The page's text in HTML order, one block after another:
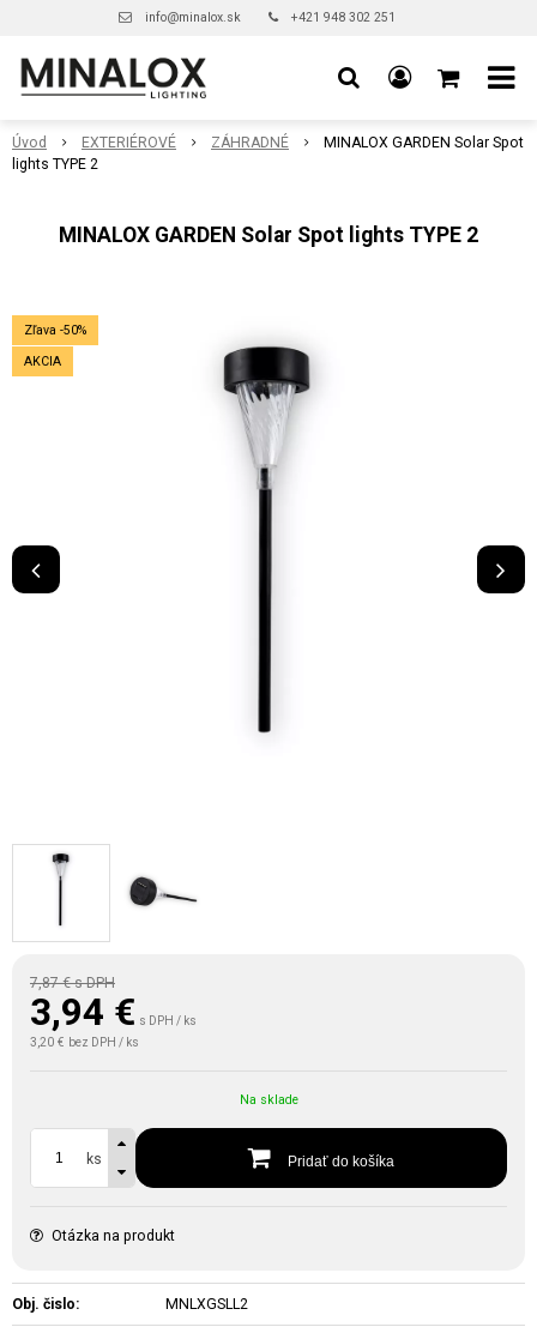
info@minalox.sk +421 948 302 251
Úvod EXTERIÉROVÉ ZÁHRADNÉ
MINALOX GARDEN Solar Spot
lights TYPE 2
MINALOX GARDEN Solar Spot lights TYPE 2
Zľava -50%
AKCIA
7,87 €s DPH
3,94 € s DPH / ks
3,20 € bez DPH / ks
Na sklade
ks Pridať do košíka
Otázka na produkt
Obj. čislo: MNLXGSLL2